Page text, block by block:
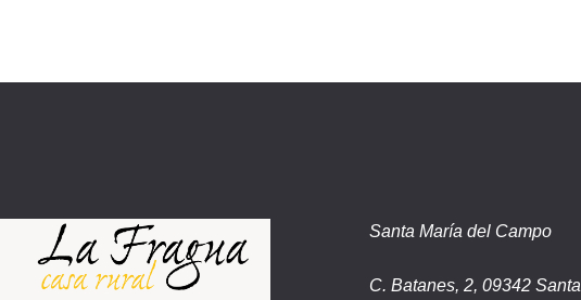
Santa María del Campo
C. Batanes, 2, 09342 Santa